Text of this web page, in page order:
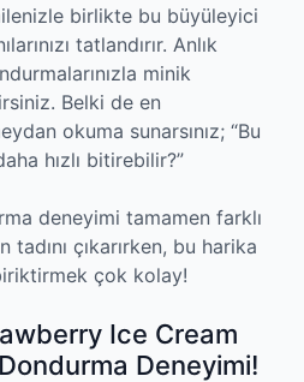
birlikte bu büyüleyici
tatlandırır. Anlık
minik
Belki de en
okuma sunarsınız; “Bu
hızlı bitirebilir?”
deneyimi tamamen farklı
çıkarırken, bu harika
çok kolay!
Ice Cream
Dondurma Deneyimi!